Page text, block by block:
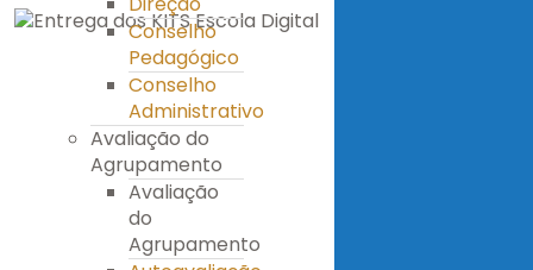
Conselho
Pedagógico
Conselho
Administrativo
Avaliação do
Agrupamento
Avaliação
do
Agrupamento